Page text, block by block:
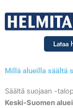
sisältöön
Lataa
Millä alueilla säältä
Säältä suojaan -
Keski-Suomen